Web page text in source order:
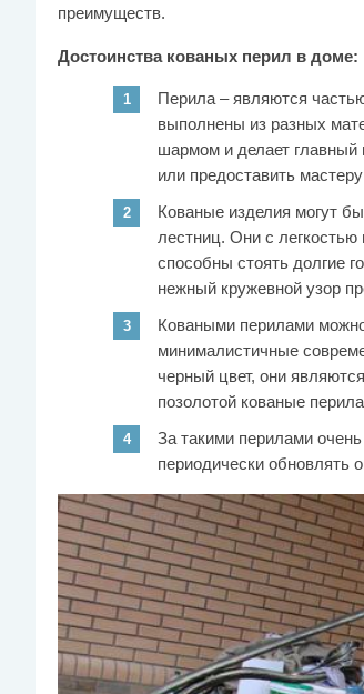
преимуществ.
Достоинства кованых перил в доме:
Перила – являются
выполнены из разных
шармом и делает главный
или предоставить
Кованые изделия могут
лестниц. Они с
способны стоять долгие
нежный кружевной узор
Коваными перилами
минималистичные
черный цвет, они
позолотой кованые
За такими перилами
периодически обновлять